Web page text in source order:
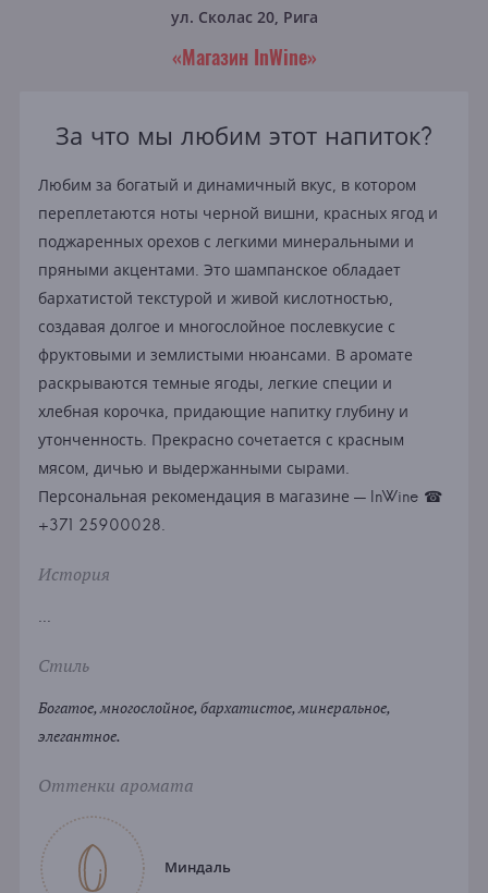
ул. Сколас 20, Рига
«Магазин InWine»
За что мы любим этот напиток?
Любим за богатый и динамичный вкус, в котором
переплетаются ноты черной вишни, красных ягод и
поджаренных орехов с легкими минеральными и
пряными акцентами. Это шампанское обладает
бархатистой текстурой и живой кислотностью,
создавая долгое и многослойное послевкусие с
фруктовыми и землистыми нюансами. В аромате
раскрываются темные ягоды, легкие специи и
хлебная корочка, придающие напитку глубину и
утонченность. Прекрасно сочетается с красным
мясом, дичью и выдержанными сырами.
Персональная рекомендация в магазине — InWine ☎
+371 25900028.
История
...
Стиль
Богатое, многослойное, бархатистое, минеральное,
элегантное.
Оттенки аромата
Миндаль